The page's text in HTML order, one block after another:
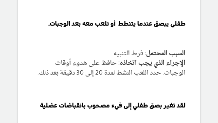
طفلي يبصق عندما يتنطط أو تلعب معه بعد الوجبات.
السبب المحتمل:فرط التنبيه
الإجراء الذي يجب اتخاذه: حافظ على هدوء أوقات
الوجبات. حدد اللعب النشط لمدة 20 إلى 30 دقيقة بعد ذلك.
لقد تغير بصق طفلي إلى قيء مصحوب بانقباضات عضلية